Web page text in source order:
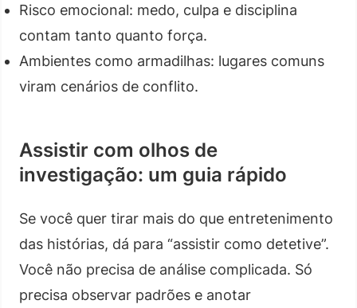
Risco emocional: medo, culpa e disciplina
contam tanto quanto força.
Ambientes como armadilhas: lugares comuns
viram cenários de conflito.
Assistir com olhos de
investigação: um guia rápido
Se você quer tirar mais do que entretenimento
das histórias, dá para “assistir como detetive”.
Você não precisa de análise complicada. Só
precisa observar padrões e anotar